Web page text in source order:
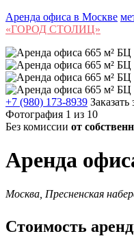
Аренда офиса в Москве
«ГОРОД СТОЛИЦ»
+7 (980) 173-8939 Заказать
Фотография 1 из 10
Без комиссии от
Аренда
Москва, Пресненская
Стоимость